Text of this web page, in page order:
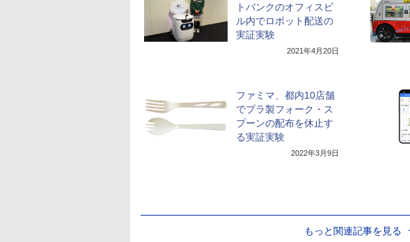
トバンクのオフィスビ
ル内でロボット配送の
実証実験
2021年4月20日
ファミマ、都内10店舗
でプラ製フォーク・ス
プーンの配布を休止す
る実証実験
2022年3月9日
もっと関連記事を見る